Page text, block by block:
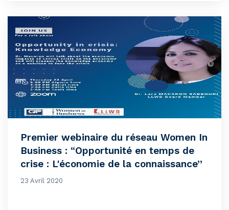
Premier webinaire du réseau Women In
Business : “Opportunité en temps de
crise : L'économie de la connaissance”
23 Avril 2020